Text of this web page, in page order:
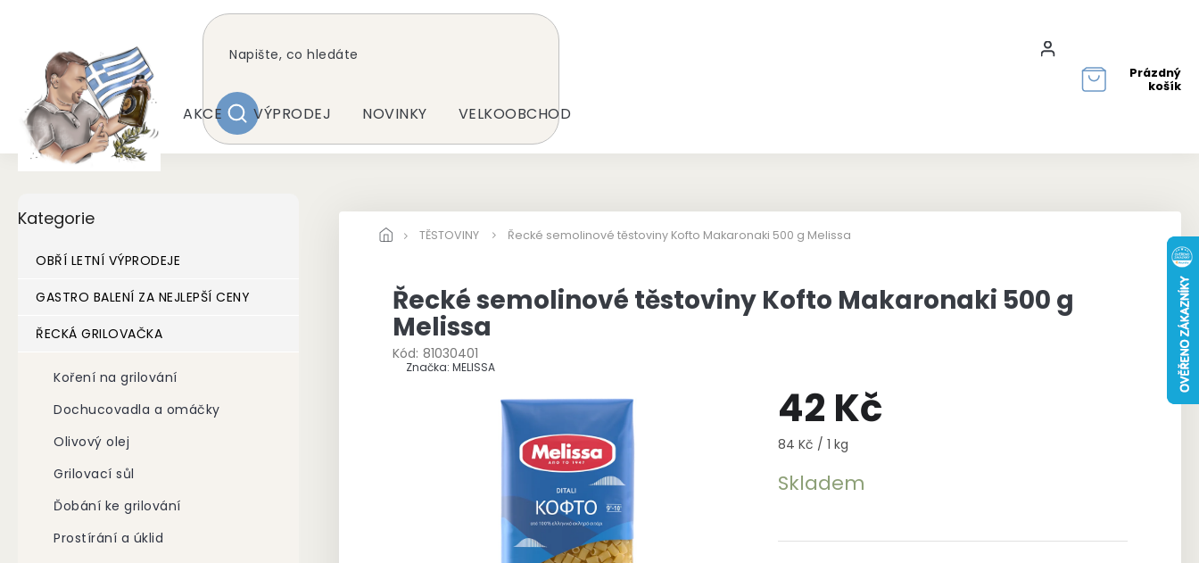
Přihlášení
HLEDAT
Prázdný
košík
AKCE VÝPRODEJ NOVINKY VELKOOBCHOD
TĚSTOVINY Řecké semolinové těstoviny Kofto Makaronaki 500 g Melissa
o
kategorie
Kategorie
OBŘÍ LETNÍ VÝPRODEJE
GASTRO BALENÍ ZA NEJLEPŠÍ CENY
ŘECKÁ GRILOVAČKA
Koření na grilování
Dochucovadla a omáčky
Olivový olej
Grilovací sůl
Ďobání ke grilování
Prostírání a úklid
Řecké semolinové těstoviny Kofto Makaronaki 500 g
Melissa
Kód: 81030401
Značka:MELISSA
42 Kč
Měrná
84 Kč / 1 kg
Skladem